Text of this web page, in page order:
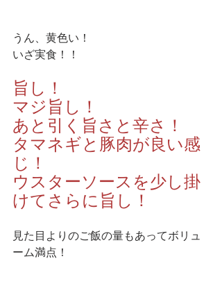
うん、黄色い！
いざ実食！！
旨し！
マジ旨し！
あと引く旨さと辛さ！
タマネギと豚肉が良い感
じ！
ウスターソースを少し掛
けてさらに旨し！
見た目よりのご飯の量もあってボリュ
ーム満点！